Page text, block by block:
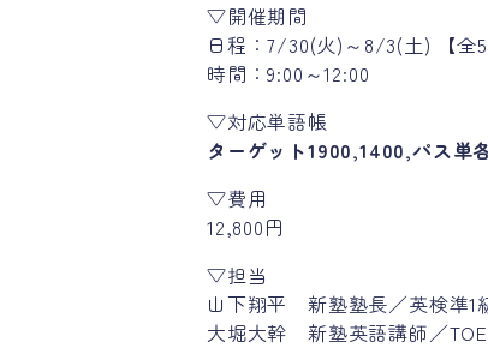
▽開催期間
日程：7/30(火)～8/3(土) 【全5
時間：9:00～12:00
▽対応単語帳
ターゲット1900,1400,パス単
▽費用
12,800円
▽担当
山下翔平 新塾塾長／英検準1
大堀大幹 新塾英語講師／